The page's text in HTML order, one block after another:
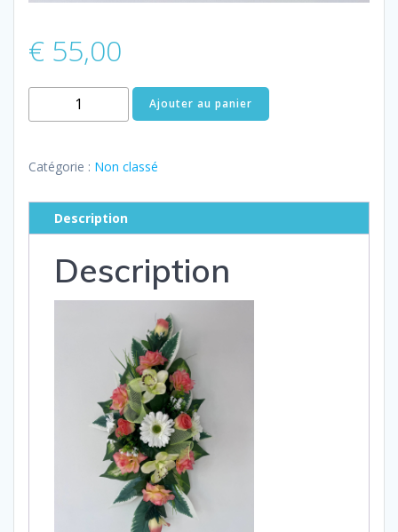
€ 55,00
quantité
de
M
–
40×80
Ajouter au panier
Catégorie : Non classé
Description
Description